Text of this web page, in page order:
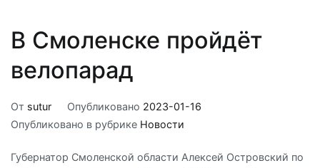
В Смоленске пройдёт
велопарад
От sutur Опубликовано 2023-01-16
Опубликовано в рубрике Новости
Губернатор Смоленской области Алексей Островский по